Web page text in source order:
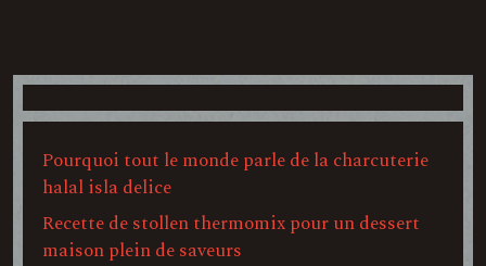
Pourquoi tout le monde parle de la charcuterie
halal isla delice
Recette de stollen thermomix pour un dessert
maison plein de saveurs